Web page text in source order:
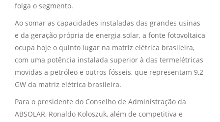
folga o segmento.
Ao somar as capacidades instaladas das grandes usinas
e da geração própria de energia solar, a fonte fotovoltaica
ocupa hoje o quinto lugar na matriz elétrica brasileira,
com uma potência instalada superior à das termelétricas
movidas a petróleo e outros fósseis, que representam 9,2
GW da matriz elétrica brasileira.
Para o presidente do Conselho de Administração da
ABSOLAR, Ronaldo Koloszuk, além de competitiva e